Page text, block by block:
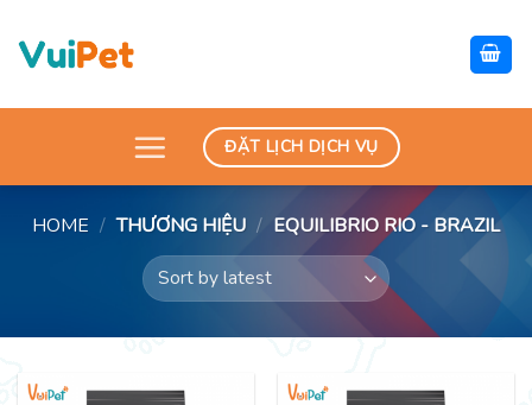
content
ĐẶT LỊCH DỊCH VỤ
HOME / THƯƠNG HIỆU / EQUILIBRIO RIO - BRAZIL